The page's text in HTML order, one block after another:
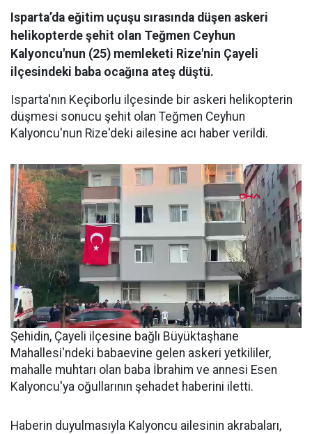
Isparta’da eğitim uçuşu sırasında düşen askeri
helikopterde şehit olan Teğmen Ceyhun
Kalyoncu'nun (25) memleketi Rize'nin Çayeli
ilçesindeki baba ocağına ateş düştü.
Isparta'nın Keçiborlu ilçesinde bir askeri helikopterin
düşmesi sonucu şehit olan Teğmen Ceyhun
Kalyoncu'nun Rize'deki ailesine acı haber verildi.
Şehidin, Çayeli ilçesine bağlı Büyüktaşhane
Mahallesi'ndeki babaevine gelen askeri yetkililer,
mahalle muhtarı olan baba İbrahim ve annesi Esen
Kalyoncu'ya oğullarının şehadet haberini iletti.
Haberin duyulmasıyla Kalyoncu ailesinin akrabaları,